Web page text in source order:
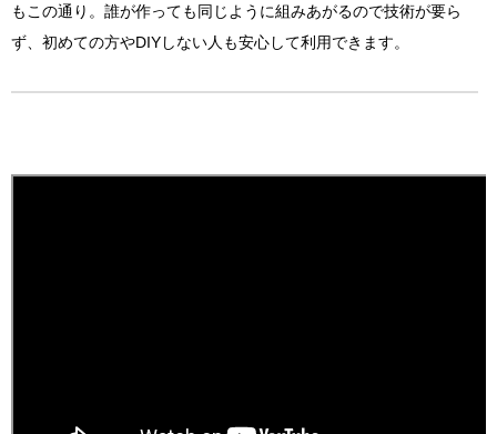
もこの通り。誰が作っても同じように組みあがるので技術が要ら
ず、初めての方やDIYしない人も安心して利用できます。